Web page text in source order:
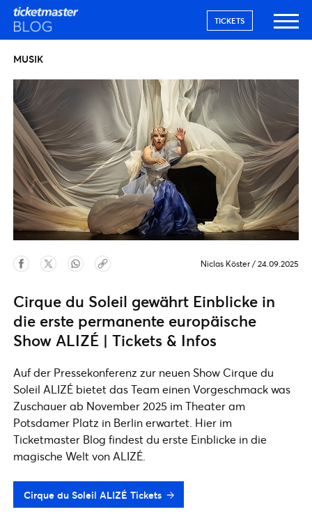
TICKETS
MUSIK
Niclas Köster / 24.09.2025
Cirque du Soleil gewährt Einblicke in
die erste permanente europäische
Show ALIZÉ | Tickets & Infos
Auf der Pressekonferenz zur neuen Show Cirque du
Soleil ALIZÉ bietet das Team einen Vorgeschmack was
Zuschauer ab November 2025 im Theater am
Potsdamer Platz in Berlin erwartet. Hier im
Ticketmaster Blog findest du erste Einblicke in die
magische Welt von ALIZÉ.
Cirque du Soleil ALIZÉ Tickets